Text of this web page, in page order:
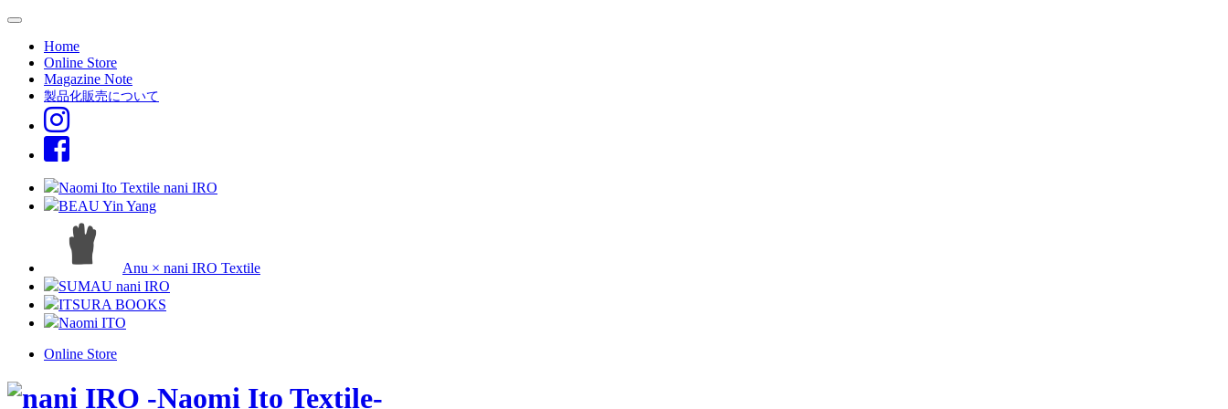
Home
Online Store
Magazine Note
製品化販売について
Naomi Ito Textile nani IRO
BEAU Yin Yang
Anu × nani IRO Textile
SUMAU nani IRO
ITSURA BOOKS
Naomi ITO
Online Store